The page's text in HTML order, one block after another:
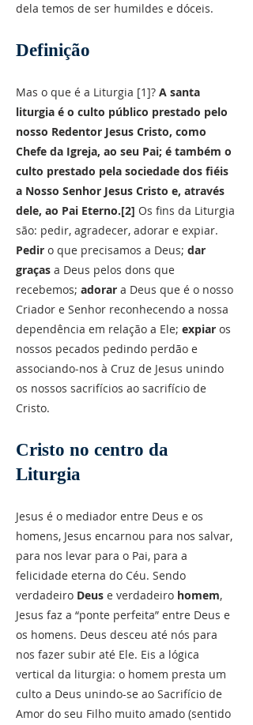
dela temos de ser humildes e dóceis.
Definição
Mas o que é a Liturgia [1]? A santa
liturgia é o culto público prestado pelo
nosso Redentor Jesus Cristo, como
Chefe da Igreja, ao seu Pai; é também o
culto prestado pela sociedade dos fiéis
a Nosso Senhor Jesus Cristo e, através
dele, ao Pai Eterno.[2] Os fins da Liturgia
são: pedir, agradecer, adorar e expiar.
Pedir o que precisamos a Deus; dar
graças a Deus pelos dons que
recebemos; adorar a Deus que é o nosso
Criador e Senhor reconhecendo a nossa
dependência em relação a Ele; expiar os
nossos pecados pedindo perdão e
associando-nos à Cruz de Jesus unindo
os nossos sacrifícios ao sacrifício de
Cristo.
Cristo no centro da
Liturgia
Jesus é o mediador entre Deus e os
homens, Jesus encarnou para nos salvar,
para nos levar para o Pai, para a
felicidade eterna do Céu. Sendo
verdadeiro Deus e verdadeiro homem,
Jesus faz a “ponte perfeita” entre Deus e
os homens. Deus desceu até nós para
nos fazer subir até Ele. Eis a lógica
vertical da liturgia: o homem presta um
culto a Deus unindo-se ao Sacrifício de
Amor do seu Filho muito amado (sentido